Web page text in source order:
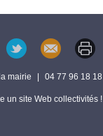
mairie 04 77 96 18 18
un site Web collectivités !